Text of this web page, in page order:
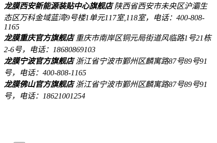
龙膜西安新能源装贴中心旗舰店陕西省西安市未央区沪灞生
态区万科金域蓝湾9号楼1单元117室,118室，电话：400-808-
1165
龙膜重庆官方旗舰店重庆市南岸区铜元局街道风临路1号21栋
2-6号，电话：18680869103
龙膜宁波官方旗舰店浙江省宁波市鄞州区麟寓路87号89号91
号，电话：400-808-1165
龙膜佛山官方旗舰店浙江省宁波市鄞州区麟寓路87号89号91
号，电话：18621001254